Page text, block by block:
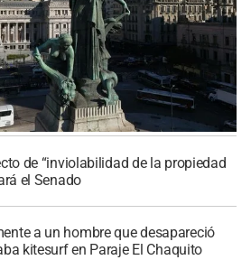
de “inviolabilidad de la propiedad
el Senado
a un hombre que desapareció
kitesurf en Paraje El Chaquito